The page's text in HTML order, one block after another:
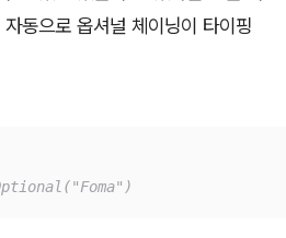
동으로 옵셔널 체이닝이 타이핑